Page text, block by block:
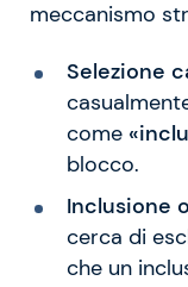
meccanismo
Selezione
come
blocco.
Inclusione
cerca di
che un